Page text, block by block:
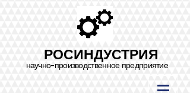
РОСИНДУСТРИЯ
научно-производственное предприятие